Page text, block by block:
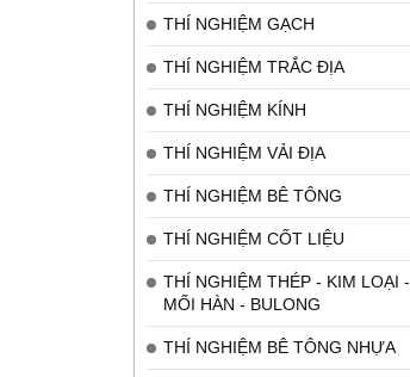
THÍ NGHIỆM GẠCH
THÍ NGHIỆM TRẮC ĐỊA
THÍ NGHIỆM KÍNH
THÍ NGHIỆM VẢI ĐỊA
THÍ NGHIỆM BÊ TÔNG
THÍ NGHIỆM CỐT LIỆU
THÍ NGHIỆM THÉP - KIM LOẠI -
MỐI HÀN - BULONG
THÍ NGHIỆM BÊ TÔNG NHỰA